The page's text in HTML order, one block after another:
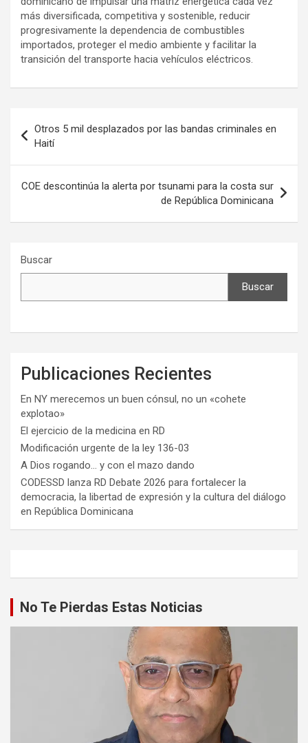
más diversificada, competitiva y sostenible, reducir
progresivamente la dependencia de combustibles
importados, proteger el medio ambiente y facilitar la
transición del transporte hacia vehículos eléctricos.
de
entradas
Otros 5 mil desplazados por las bandas criminales en
Haití
COE descontinúa la alerta por tsunami para la costa sur
de República Dominicana
Buscar
Buscar
Publicaciones Recientes
En NY merecemos un buen cónsul, no un «cohete
explotao»
El ejercicio de la medicina en RD
Modificación urgente de la ley 136-03
A Dios rogando… y con el mazo dando
CODESSD lanza RD Debate 2026 para fortalecer la
democracia, la libertad de expresión y la cultura del diálogo
en República Dominicana
No Te Pierdas Estas Noticias